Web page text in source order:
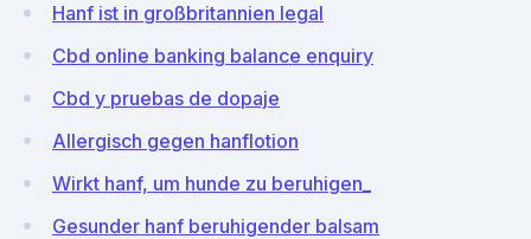
Hanf ist in großbritannien legal
Cbd online banking balance enquiry
Cbd y pruebas de dopaje
Allergisch gegen hanflotion
Wirkt hanf, um hunde zu beruhigen_
Gesunder hanf beruhigender balsam